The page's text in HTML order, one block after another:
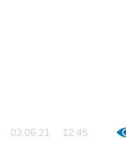
03.06.21 12:45